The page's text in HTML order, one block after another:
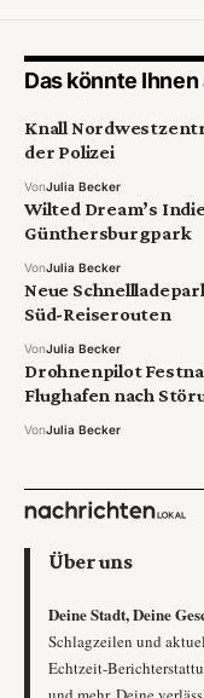
Das könnte
Knall
der Polizei
VonJulia Becker
Wilted Dream’s
Günthersburgpark
VonJulia Becker
Neue
Süd-Reiserouten
VonJulia Becker
Drohnenpilot
Flughafen nach
VonJulia Becker
Über uns
Deine Stadt, Deine
Schlagzeilen und
Echtzeit-